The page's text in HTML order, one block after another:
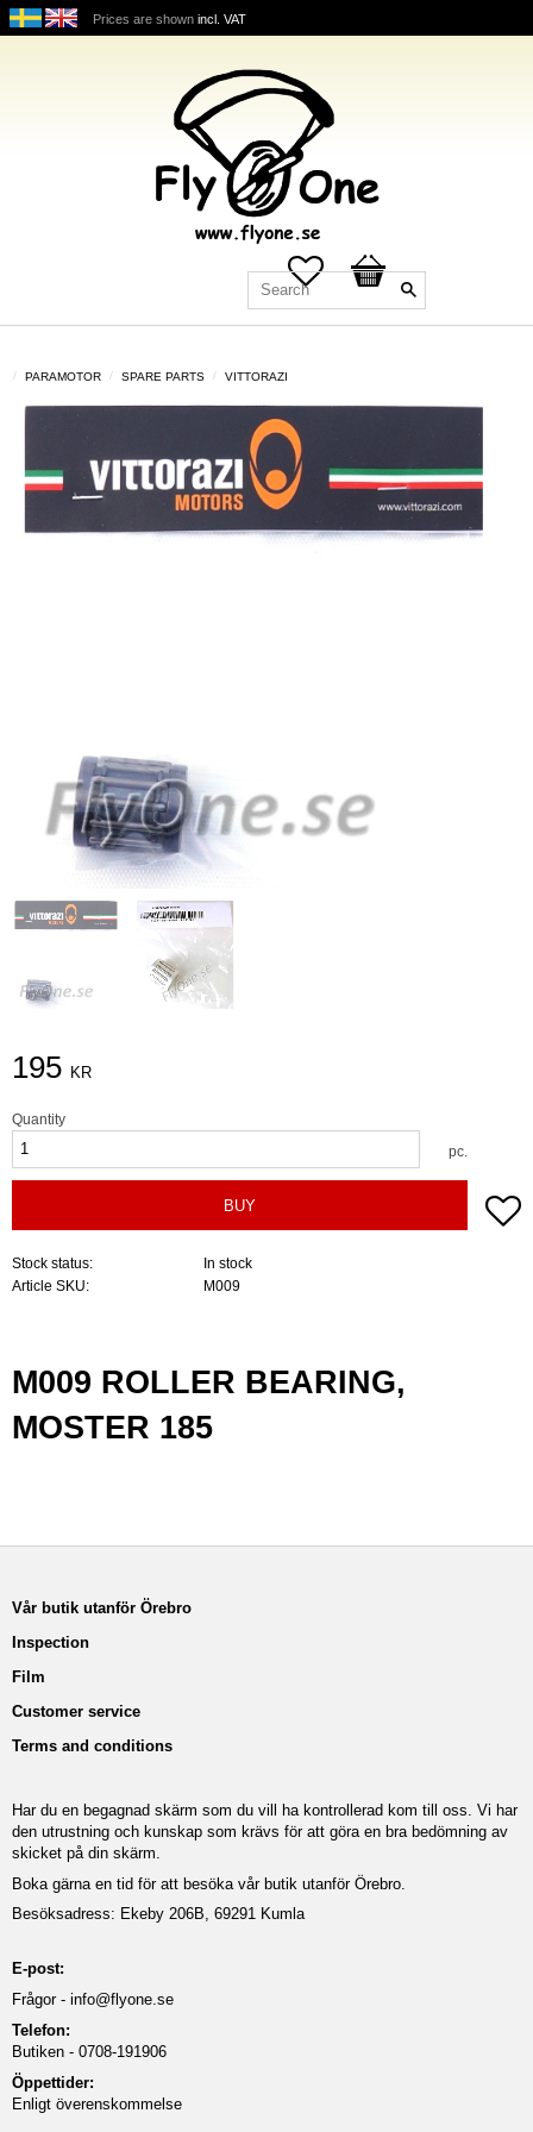
Prices are shown incl. VAT
Favorites
Basket
PARAMOTOR SPARE PARTS VITTORAZI
195 KR
Quantity
pc.
BUY
Stock status
In stock
Article SKU
M009
M009 ROLLER BEARING,
MOSTER 185
Vår butik utanför Örebro
Inspection
Film
Customer service
Terms and conditions
Har du en begagnad skärm som du vill ha kontrollerad kom till oss. Vi har
den utrustning och kunskap som krävs för att göra en bra bedömning av
skicket på din skärm.
Boka gärna en tid för att besöka vår butik utanför Örebro.
Besöksadress: Ekeby 206B, 69291 Kumla
E-post:
Frågor - info@flyone.se
Telefon:
Butiken - 0708-191906
Öppettider:
Enligt överenskommelse